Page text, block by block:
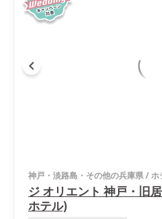
神戸・淡路島・その他の兵庫県/ホ
ジ オリエント 神戸・旧
ホテル)